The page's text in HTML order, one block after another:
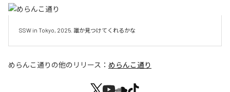
SSW in Tokyo, 2025. 誰か見つけてくれるかな
めらんこ通り の他のリリース： めらんこ通り